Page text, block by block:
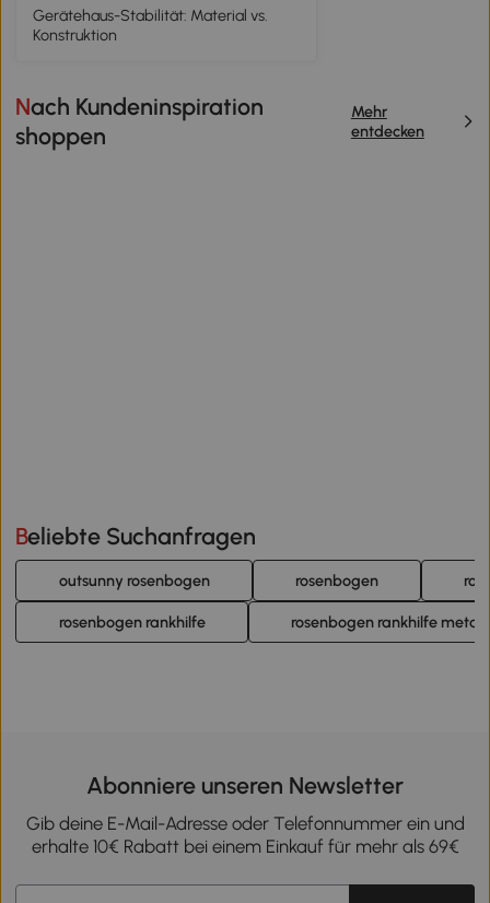
Gerätehaus-Stabilität: Material vs.
Konstruktion
Nach Kundeninspiration
shoppen
Mehr
entdecken
Beliebte Suchanfragen
outsunny rosenbogen rosenbogen
rosenbogen rankhilfe rosenbogen rankhilfe metall
Abonniere unseren Newsletter
Gib deine E-Mail-Adresse oder Telefonnummer ein und
erhalte 10€ Rabatt bei einem Einkauf für mehr als 69€